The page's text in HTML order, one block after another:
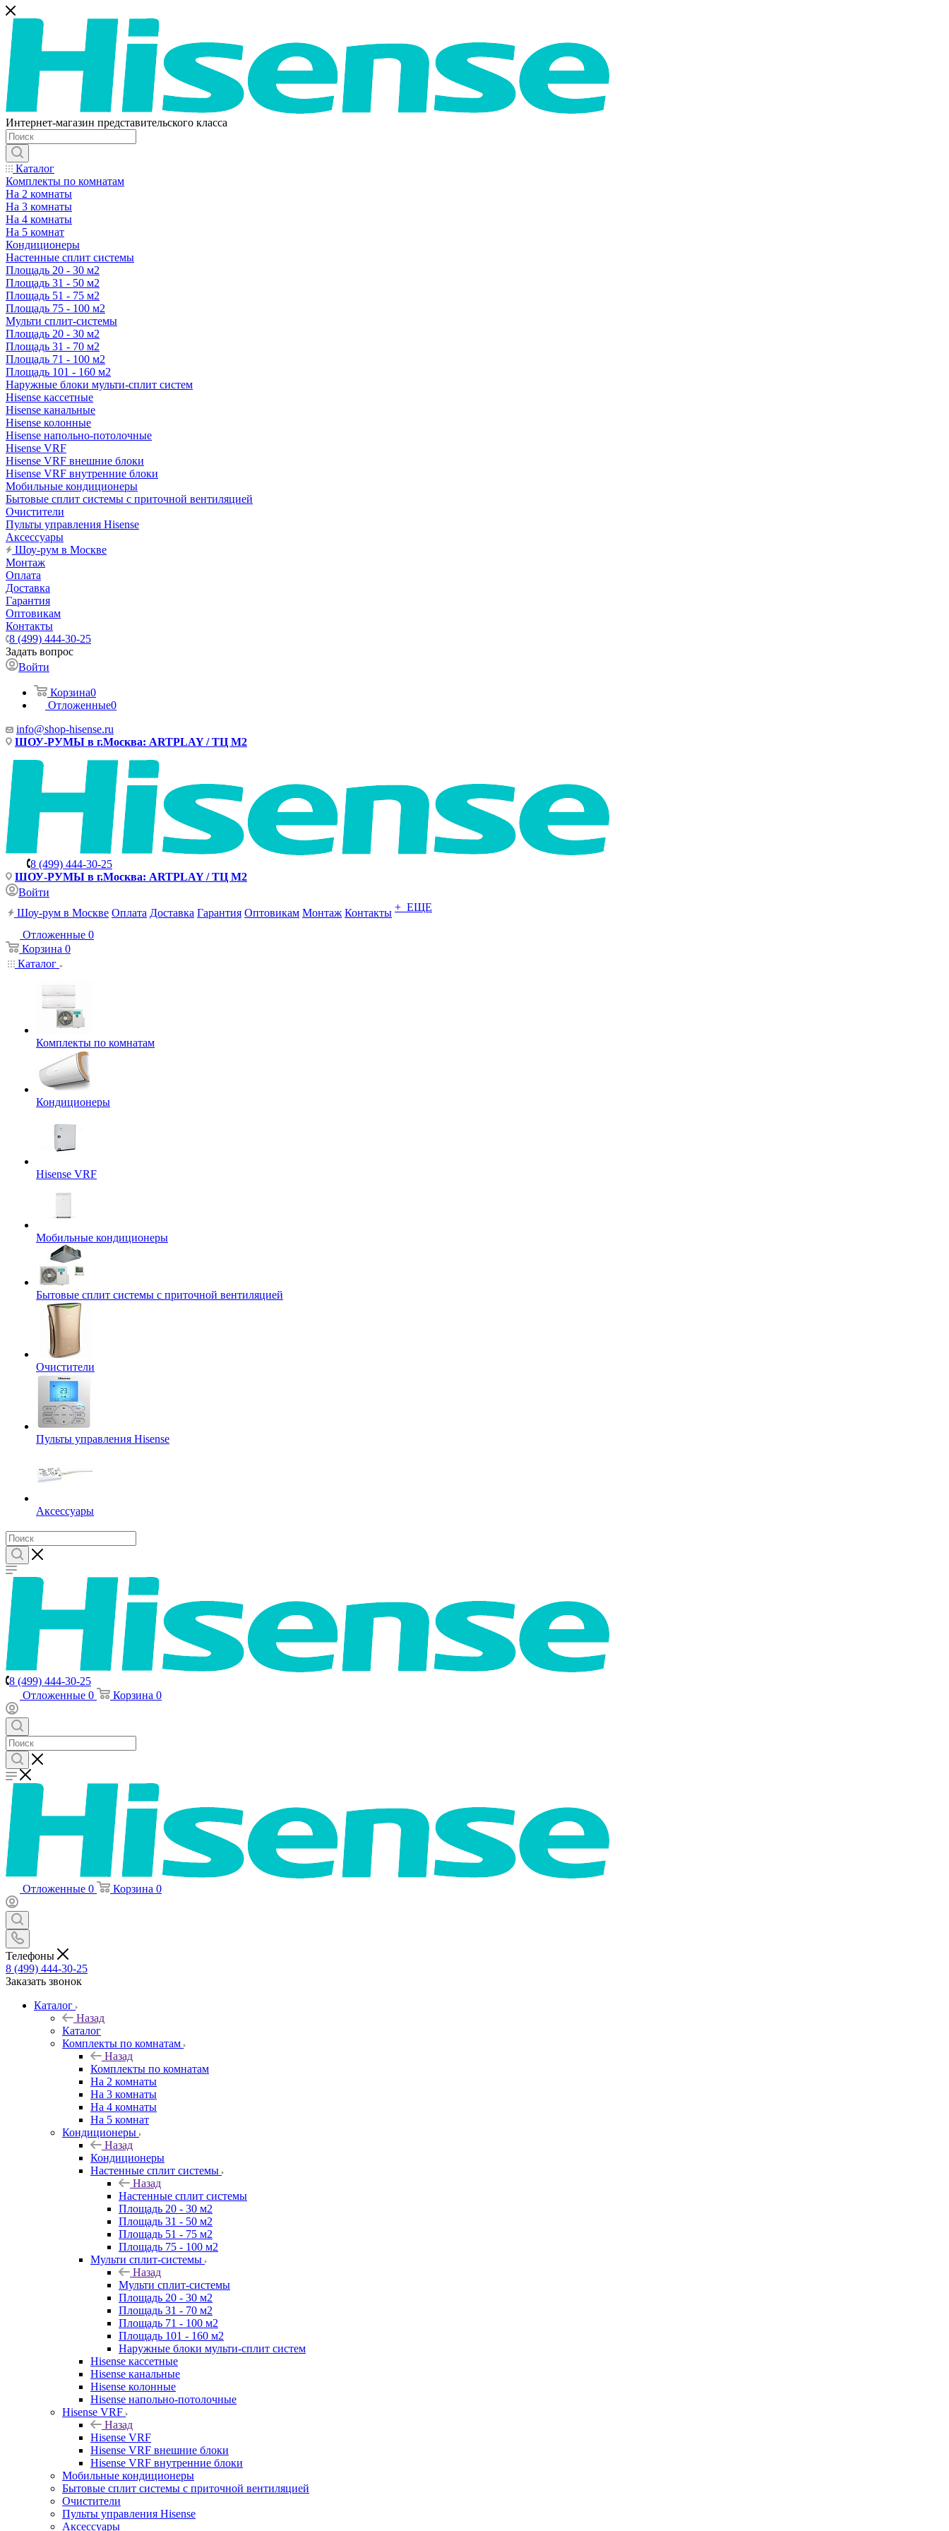
Интернет-магазин представительского класса
Каталог
Комплекты по комнатам
На 2 комнаты
На 3 комнаты
На 4 комнаты
На 5 комнат
Кондиционеры
Настенные сплит системы
Площадь 20 - 30 м2
Площадь 31 - 50 м2
Площадь 51 - 75 м2
Площадь 75 - 100 м2
Мульти сплит-системы
Площадь 20 - 30 м2
Площадь 31 - 70 м2
Площадь 71 - 100 м2
Площадь 101 - 160 м2
Наружные блоки мульти-сплит систем
Hisense кассетные
Hisense канальные
Hisense колонные
Hisense напольно-потолочные
Hisense VRF
Hisense VRF внешние блоки
Hisense VRF внутренние блоки
Мобильные кондиционеры
Бытовые сплит системы с приточной вентиляцией
Очистители
Пульты управления Hisense
Аксессуары
Шоу-рум в Москве
Монтаж
Оплата
Доставка
Гарантия
Оптовикам
Контакты
8 (499) 444-30-25
Задать вопрос
Войти
Корзина0
Отложенные0
info@shop-hisense.ru
ШОУ-РУМЫ в г.Москва: ARTPLAY / ТЦ М2
8 (499) 444-30-25
ШОУ-РУМЫ в г.Москва: ARTPLAY / ТЦ М2
Войти
Шоу-рум в Москве Оплата Доставка Гарантия Оптовикам Монтаж Контакты + ЕЩЕ
Отложенные 0
Корзина 0
Каталог
Комплекты по комнатам
Кондиционеры
Hisense VRF
Мобильные кондиционеры
Бытовые сплит системы с приточной вентиляцией
Очистители
Пульты управления Hisense
Аксессуары
8 (499) 444-30-25
Отложенные 0 Корзина 0
Отложенные 0 Корзина 0
Телефоны
8 (499) 444-30-25
Заказать звонок
Каталог
Назад
Каталог
Комплекты по комнатам
Назад
Комплекты по комнатам
На 2 комнаты
На 3 комнаты
На 4 комнаты
На 5 комнат
Кондиционеры
Назад
Кондиционеры
Настенные сплит системы
Назад
Настенные сплит системы
Площадь 20 - 30 м2
Площадь 31 - 50 м2
Площадь 51 - 75 м2
Площадь 75 - 100 м2
Мульти сплит-системы
Назад
Мульти сплит-системы
Площадь 20 - 30 м2
Площадь 31 - 70 м2
Площадь 71 - 100 м2
Площадь 101 - 160 м2
Наружные блоки мульти-сплит систем
Hisense кассетные
Hisense канальные
Hisense колонные
Hisense напольно-потолочные
Hisense VRF
Назад
Hisense VRF
Hisense VRF внешние блоки
Hisense VRF внутренние блоки
Мобильные кондиционеры
Бытовые сплит системы с приточной вентиляцией
Очистители
Пульты управления Hisense
Аксессуары